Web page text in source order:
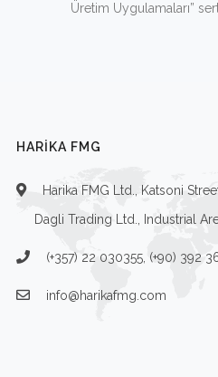
Üretim Uygulamaları”
HARIKA FMG
Harika FMG Ltd., Katsoni
Dagli Trading Ltd., Industrial
(+357) 22 030355, (+90) 392
info@harikafmg.com